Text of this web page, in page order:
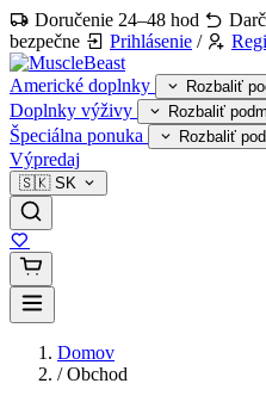
Doručenie 24–48 hod
bezpečne
Prihlásenie /
Americké doplnky Rozbaliť
Doplnky výživy Rozbaliť
Špeciálna ponuka Rozbaliť
Výpredaj
🇸🇰 SK
Domov
/ Obchod